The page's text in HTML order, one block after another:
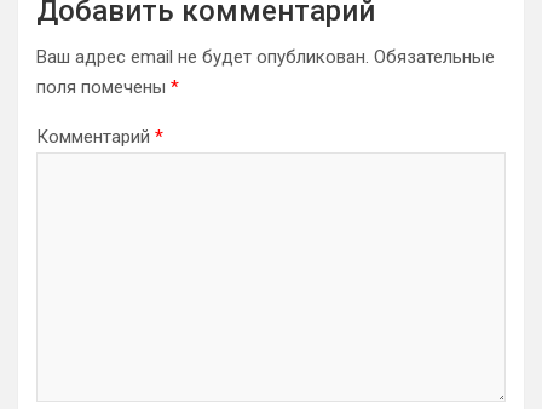
Добавить комментарий
Ваш адрес email не будет опубликован. Обязательные
поля помечены *
Комментарий *